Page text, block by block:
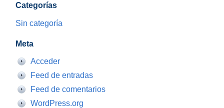
Categorías
Sin categoría
Meta
Acceder
Feed de entradas
Feed de comentarios
WordPress.org